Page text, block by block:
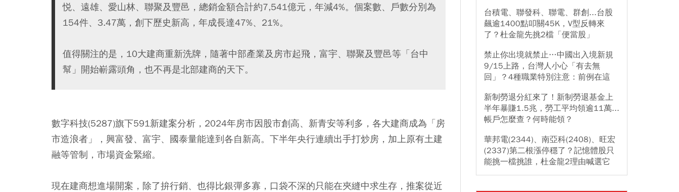
悦、遠雄、愛山林、聯聚及豐邑，總銷金額合計約7,541億元，年減4%。個案數、戶數分別為
154件、3.47萬，創下歷史新高，年成長達47%、21%。
值得關注的是，10大建商重新洗牌，隨著中部產業及房市起飛，富宇、聯聚及豐邑等「台中
幫」開始嶄露頭角，也不再是北部建商的天下。
數字科技(5287)旗下591新建案分析，2024年房市因股市創高、新青安等利多，各大建商成為「房
市造浪者」，興富發、富宇、國泰量能達到各自新高。下半年央行連續出手打炒房，加上原有土建
融等管制，市場資金緊縮。
現在建商想進場開案，除了拚行銷、也得比銀彈多寡，口袋不深的只能在夾縫中求生存，推案從近
台積電、聯發科、聯電、群創...台股
飆逾1400點叩關45K，V型反轉來
了？杜金龍先挑2檔「便當股」
禁止你出境就禁止…中國出入境新規
9/15上路，台灣人小心「有去無
回」？4種職業特別注意：前例在這
新制勞退分紅來了！新制勞退基金上
半年暴賺1.5兆，勞工平均領逾11萬...
帳戶怎麼查？何時能領？
華邦電(2344)、南亞科(2408)、旺宏
(2337)第二根漲停穩了？記憶體股只
能挑一檔挑誰，杜金龍2理由喊選它